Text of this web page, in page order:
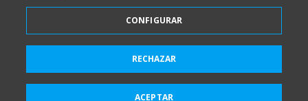
para mantenerte a la última
2001-2026 © Copyright
Todos los Derechos Reservados
CONFIGURAR
RECHAZAR
ACEPTAR